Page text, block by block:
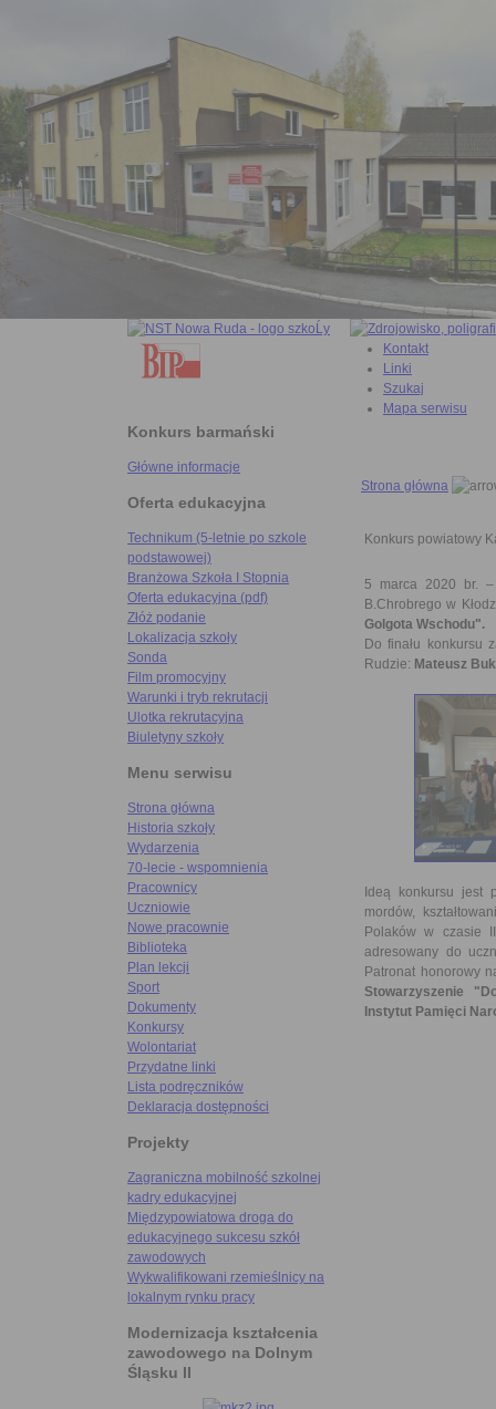
Konkurs barmański
Główne informacje
Oferta edukacyjna
Technikum (5-letnie po szkole
podstawowej)
Branżowa Szkoła I Stopnia
Oferta edukacyjna (pdf)
Złóż podanie
Lokalizacja szkoły
Sonda
Film promocyjny
Warunki i tryb rekrutacji
Ulotka rekrutacyjna
Biuletyny szkoły
Menu serwisu
Strona główna
Historia szkoły
Wydarzenia
70-lecie - wspomnienia
Pracownicy
Uczniowie
Nowe pracownie
Biblioteka
Plan lekcji
Sport
Dokumenty
Konkursy
Wolontariat
Przydatne linki
Lista podręczników
Deklaracja dostępności
Projekty
Zagraniczna mobilność szkolnej
kadry edukacyjnej
Międzypowiatowa droga do
edukacyjnego sukcesu szkół
zawodowych
Wykwalifikowani rzemieślnicy na
lokalnym rynku pracy
Modernizacja kształcenia
zawodowego na Dolnym
Śląsku II
Kontakt
Linki
Szukaj
Mapa serwisu
Strona główna
Konkurs powiatowy
5 marca 2020 br. –
B.Chrobrego w
Golgota Wschodu".
Do finału konkursu
Rudzie: Mateusz
Ideą konkursu jest
mordów,
Polaków w czasie
adresowany do
Patronat honorowy
Stowarzyszenie
Instytut Pamięci